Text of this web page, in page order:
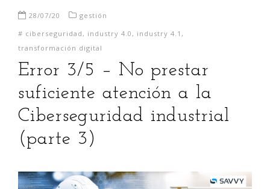
28/07/20
gestión
# ciberseguridad , industry 4.0 , industry 4.1 ,
transformación digital
Error 3/5 – No prestar
suficiente atención a la
Ciberseguridad industrial
(parte 3)